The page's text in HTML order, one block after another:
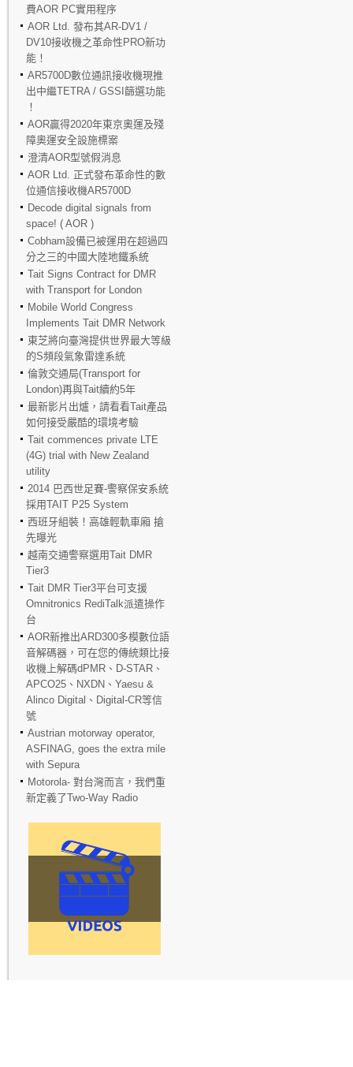
費AOR PC實用程序
AOR Ltd. 發布其AR-DV1 /
DV10接收機之革命性PRO新功
能！
AR5700D數位通訊接收機現推
出中繼TETRA / GSSI篩選功能
！
AOR贏得2020年東京奧運及殘
障奧運安全設施標案
澄清AOR型號假消息
AOR Ltd. 正式發布革命性的數
位通信接收機AR5700D
Decode digital signals from
space! ( AOR )
Cobham設備已被運用在超過四
分之三的中國大陸地鐵系統
Tait Signs Contract for DMR
with Transport for London
Mobile World Congress
Implements Tait DMR Network
東芝將向臺灣提供世界最大等級
的S頻段氣象雷達系統
倫敦交通局(Transport for
London)再與Tait續約5年
最新影片出爐，請看看Tait產品
如何接受嚴酷的環境考驗
Tait commences private LTE
(4G) trial with New Zealand
utility
2014 巴西世足賽-警察保安系統
採用TAIT P25 System
西班牙組裝！高雄輕軌車廂 搶
先曝光
越南交通警察選用Tait DMR
Tier3
Tait DMR Tier3平台可支援
Omnitronics RediTalk派遣操作
台
AOR新推出ARD300多模數位語
音解碼器，可在您的傳統類比接
收機上解碼dPMR、D-STAR、
APCO25、NXDN、Yaesu &
Alinco Digital、Digital-CR等信
號
Austrian motorway operator,
ASFINAG, goes the extra mile
with Sepura
Motorola- 對台灣而言，我們重
新定義了Two-Way Radio